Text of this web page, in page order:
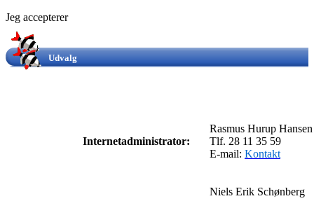
Jeg accepterer
Udvalg
Internetadministrator:
Rasmus Hurup Hansen
Tlf. 28 11 35 59
E-mail: Kontakt
Niels Erik Schønberg